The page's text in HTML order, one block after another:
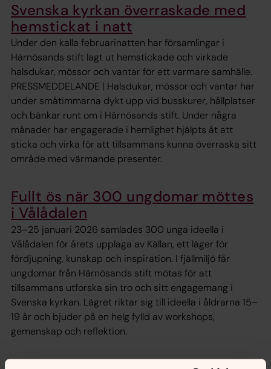
Svenska kyrkan överraskade med
hemstickat i natt
Under den kalla februarinatten har församlingar i
Härnösands stift lagt ut hemstickade och virkade
halsdukar, mössor och vantar för ett varmare samhälle.
PRESSMEDDELANDE | Halsdukar, mössor och vantar har
under småtimmarna dykt upp vid busskurer, hållplatser
och bänkar runt om i Härnösands stift. Under några
månader har engagerade i hemlighet hjälpts åt att
sticka och virka för att tillsammans kunna överraska sitt
område med värmande presenter.
Fullt ös när 300 ungdomar möttes
i Vålådalen
23–25 januari 2026 samlades 300 unga ideella i
Vålådalen för årets upplaga av Källan, ett läger för
fördjupning, kunskap och inspiration. I fjällmiljö får
ungdomar från Härnösands stift mötas för att
tillsammans utforska sin tro och sitt engagemang i
Svenska kyrkan. Lägret riktar sig till ideella i åldrarna 15–
19 år och bjuder på en helg fylld av workshops,
gemenskap och reflektion.